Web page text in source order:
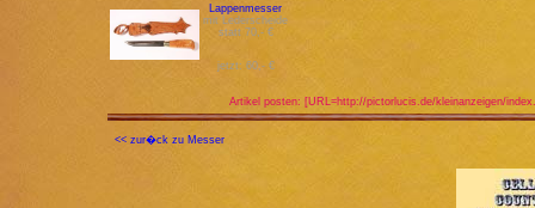
Lappenmesser
mit Lederscheide
statt 70,- €
jetzt: 60,- €
Artikel posten: [URL=http://pictorlucis.de/kleinanzeigen/
<< zur�ck zu Messer